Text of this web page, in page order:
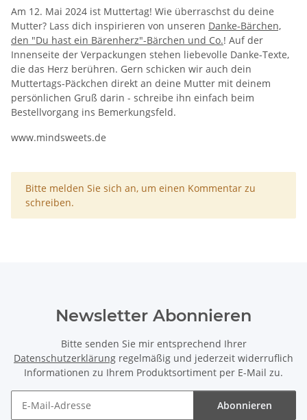
Am 12. Mai 2024 ist Muttertag! Wie überraschst du deine
Mutter? Lass dich inspirieren von unseren Danke-Bärchen,
den "Du hast ein Bärenherz"-Bärchen und Co.! Auf der
Innenseite der Verpackungen stehen liebevolle Danke-Texte,
die das Herz berühren. Gern schicken wir auch dein
Muttertags-Päckchen direkt an deine Mutter mit deinem
persönlichen Gruß darin - schreibe ihn einfach beim
Bestellvorgang ins Bemerkungsfeld.
www.mindsweets.de
x
Bitte melden Sie sich an, um einen Kommentar zu
schreiben.
Newsletter Abonnieren
Bitte senden Sie mir entsprechend Ihrer
Datenschutzerklärung regelmäßig und jederzeit widerruflich
Informationen zu Ihrem Produktsortiment per E-Mail zu.
Abonnieren